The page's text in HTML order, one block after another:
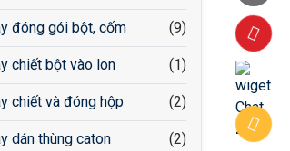
đóng gói bột, cốm (9)
chiết bột vào lon (1)
chiết và đóng hộp (2)
dán thùng caton (2)